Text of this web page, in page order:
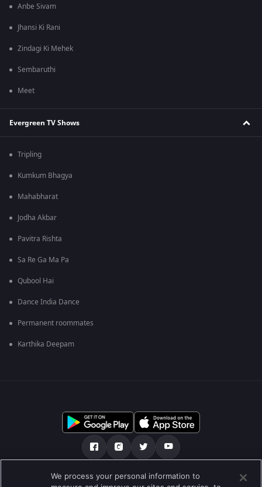
Anbe Sivam
Jhansi Ki Rani
Zindagi Ki Mehek
Sembaruthi
Meet
Evergreen TV Shows
Tripling
Kumkum Bhagya
Mahabharat
Jodha Akbar
Pavitra Rishta
Sa Re Ga Ma Pa
Qubool Hai
Dance India Dance
Permanent roommates
Karthika Deepam
คำถามที่พบบ่อย นโยบายความเป็นส่วนตัว
We process your personal information to